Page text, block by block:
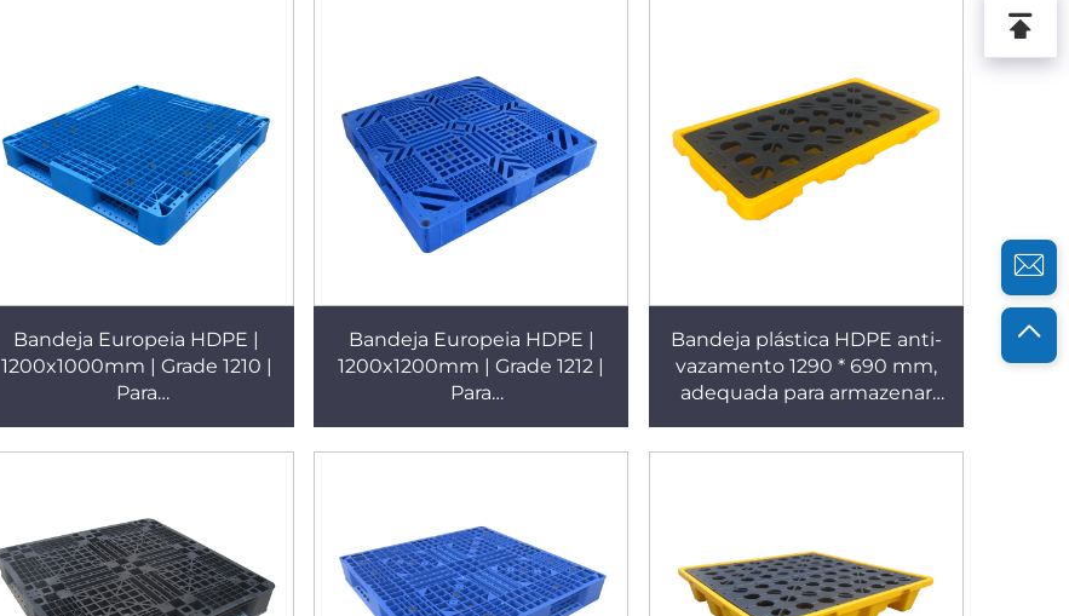
Bandeja Europeia HDPE |
1200x1000mm | Grade 1210 |
Para
Plano
Bandeja Europeia HDPE |
1200x1200mm | Grade 1212 |
Para
Plano
Bandeja plástica HDPE anti-
vazamento 1290 * 690 mm,
adequada para armazenar
química, suporta 4 tambores